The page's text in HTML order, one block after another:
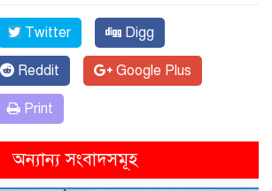
Twitter Digg
Reddit Google Plus
Print
অন্যান্য সংবাদসমূহ